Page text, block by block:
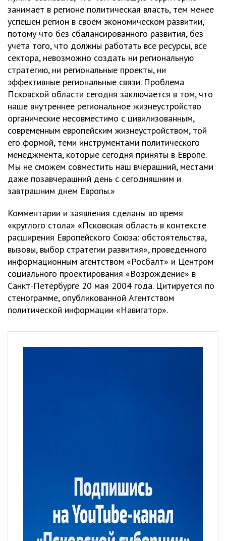
занимает в регионе политическая власть, тем менее
успешен регион в своем экономическом развитии,
потому что без сбалансированного развития, без
учета того, что должны работать все ресурсы, все
сектора, невозможно создать ни региональную
стратегию, ни региональные проекты, ни
эффективные региональные связи. Проблема
Псковской области сегодня заключается в том, что
наше внутреннее региональное жизнеустройство
органические несовместимо с цивилизованным,
современным европейским жизнеустройством, той
его формой, теми инструментами политического
менеджмента, которые сегодня приняты в Европе.
Мы не сможем совместить наш вчерашний, местами
даже позавчерашний день с сегодняшним и
завтрашним днем Европы.»
Комментарии и заявления сделаны во время
«круглого стола» «Псковская область в контексте
расширения Европейского Союза: обстоятельства,
вызовы, выбор стратегии развития», проведенного
информационным агентством «Росбалт» и Центром
социального проектирования «Возрождение» в
Санкт-Петербурге 20 мая 2004 года. Цитируется по
стенограмме, опубликованной Агентством
политической информации «Навигатор».